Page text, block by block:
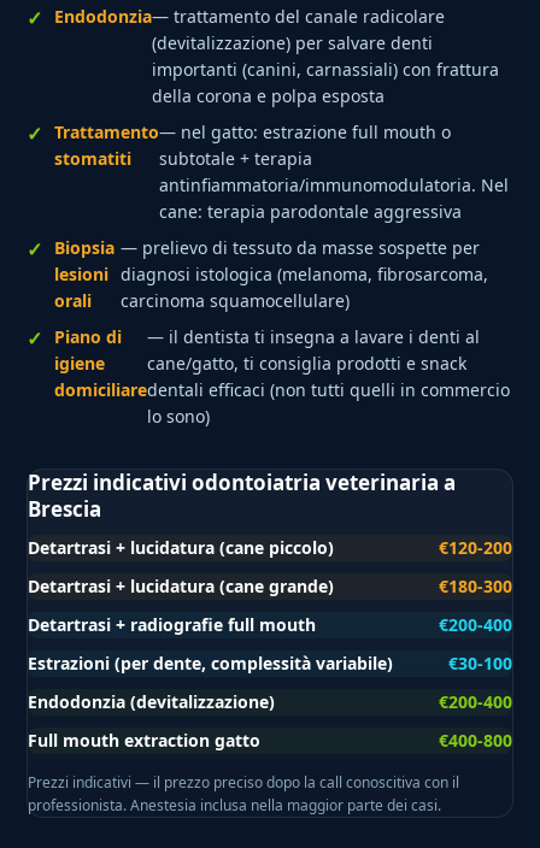
Endodonzia— trattamento del canale radicolare
(devitalizzazione) per salvare denti
importanti (canini, carnassiali) con frattura
della corona e polpa esposta
Trattamento
stomatiti
— nel gatto: estrazione full mouth o
subtotale + terapia
antinfiammatoria/immunomodulatoria. Nel
cane: terapia parodontale aggressiva
Biopsia
lesioni
orali
— prelievo di tessuto da masse sospette per
diagnosi istologica (melanoma, fibrosarcoma,
carcinoma squamocellulare)
Piano di
igiene
domiciliare
— il dentista ti insegna a lavare i denti al
cane/gatto, ti consiglia prodotti e snack
dentali efficaci (non tutti quelli in commercio
lo sono)
Prezzi indicativi odontoiatria veterinaria a
Brescia
Detartrasi + lucidatura (cane piccolo)
€120-200
Detartrasi + lucidatura (cane grande)
€180-300
Detartrasi + radiografie full mouth
€200-400
Estrazioni (per dente, complessità variabile)
€30-100
Endodonzia (devitalizzazione)
€200-400
Full mouth extraction gatto
€400-800
Prezzi indicativi — il prezzo preciso dopo la call conoscitiva con il
professionista. Anestesia inclusa nella maggior parte dei casi.